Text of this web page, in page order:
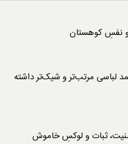
و نفسِ کوهستان
لباسی مرتب‌تر و شیک‌تر داشته
ثبات و لوکسِ خاموش